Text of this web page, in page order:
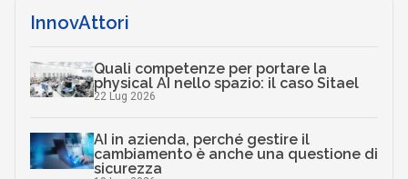
InnovAttori
Quali competenze per portare la
physical AI nello spazio: il caso Sitael
22 Lug 2026
AI in azienda, perché gestire il
cambiamento è anche una questione di
sicurezza